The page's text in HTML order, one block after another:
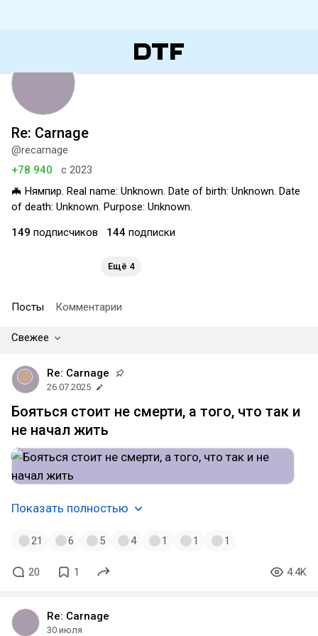
Re: Carnage
@recarnage
+78 940
с 2023
🦇 Нямпир. Real name: Unknown. Date of birth: Unknown. Date
of death: Unknown. Purpose: Unknown.
149 подписчиков 144 подписки
Ещё 4
Посты Комментарии
Свежее
Re: Carnage
26.07.2025
Бояться стоит не смерти, а того, что так и
не начал жить
Показать полностью
21 6 5 4 1 1 1
20 1 4.4K
Re: Carnage
30 июля